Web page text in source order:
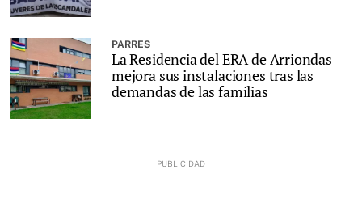
PARRES
La Residencia del ERA de Arriondas
mejora sus instalaciones tras las
demandas de las familias